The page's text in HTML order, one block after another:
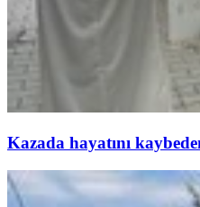
Kazada hayatını